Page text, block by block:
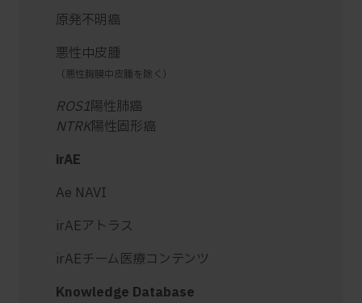
原発不明癌
悪性中皮腫
（悪性胸膜中皮腫を除く）
ROS1陽性肺癌
NTRK陽性固形癌
irAE
Ae NAVI
irAEアトラス
irAEチーム医療コンテンツ
Knowledge Database